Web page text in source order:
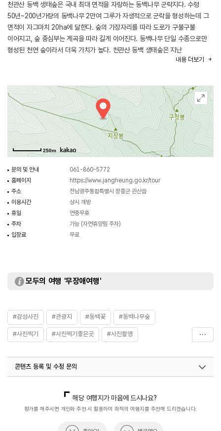
천관산 동백 생태숲은 국내 최대 면적을 자랑하는 동백나무 군락지다. 수령
50년~200년가량의 동백나무 2만여 그루가 자생적으로 군락을 형성하는데 그
면적이 자그마치 20ha에 달한다. 숲의 가장자리를 따라 도로가 구불구불
이어지고, 숲 중심부는 계곡을 따라 길게 이어진다. 동백나무 단일 수종으로만
형성된 천연 숲이라서 더욱 가치가 높다. 천관산 동백 생태숲은 지난
가운데 하나로 선정되기도 했다.
내용 더보기
250m
문의 및 안내
061-860-5772
홈페이지
https://www.jangheung.go.kr/tour
주소
전남광주통합특별시 장흥군 관산읍
이용시간
상시 개방
휴일
연중무휴
주차
가능 (자연휴양림 주차)
입장료
무료
모두의 여행 '무장애여행'
#감성사진 #관광지 #동백꽃 #동백나무숲
#사진찍기 #사진찍기좋은곳 #사진촬영
콘텐츠 등록 및 수정 문의
해당 여행지가 마음에 드시나요?
평가를 해주시면 개인화 추천 시 활용하여 최적의 여행지를 추천해 드리겠습니다.